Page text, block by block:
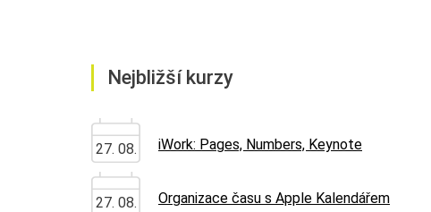
Nejbližší kurzy
27. 08. iWork: Pages, Numbers, Keynote
27. 08. Organizace času s Apple Kalendářem